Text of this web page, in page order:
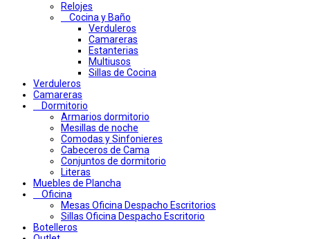
Relojes
Cocina y Baño
Verduleros
Camareras
Estanterias
Multiusos
Sillas de Cocina
Verduleros
Camareras
Dormitorio
Armarios dormitorio
Mesillas de noche
Comodas y Sinfonieres
Cabeceros de Cama
Conjuntos de dormitorio
Literas
Muebles de Plancha
Oficina
Mesas Oficina Despacho Escritorios
Sillas Oficina Despacho Escritorio
Botelleros